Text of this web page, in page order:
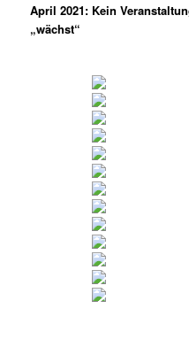
April 2021: Kein
„wächst“